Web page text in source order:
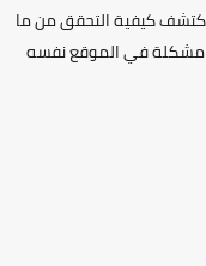
كيفية التحقق من ما
في الموقع نفسه